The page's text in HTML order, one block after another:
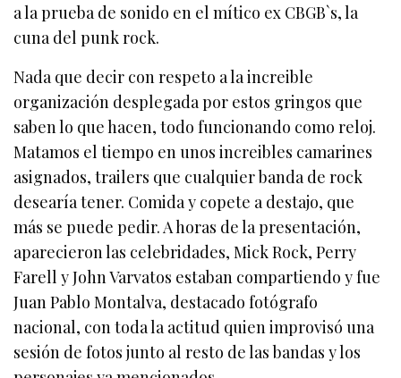
a la prueba de sonido en el mítico ex CBGB`s, la
cuna del punk rock.
Nada que decir con respeto a la increible
organización desplegada por estos gringos que
saben lo que hacen, todo funcionando como reloj.
Matamos el tiempo en unos increibles camarines
asignados, trailers que cualquier banda de rock
desearía tener. Comida y copete a destajo, que
más se puede pedir. A horas de la presentación,
aparecieron las celebridades, Mick Rock, Perry
Farell y John Varvatos estaban compartiendo y fue
Juan Pablo Montalva, destacado fotógrafo
nacional, con toda la actitud quien improvisó una
sesión de fotos junto al resto de las bandas y los